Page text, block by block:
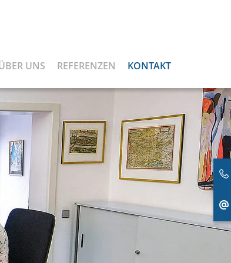
UNS REFERENZEN KONTAKT